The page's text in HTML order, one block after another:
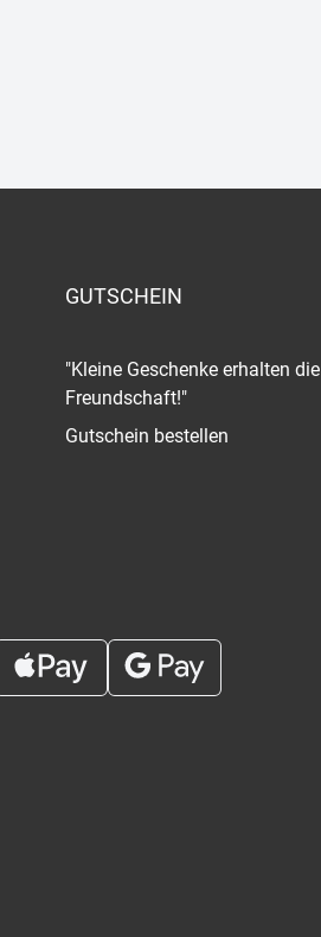
GUTSCHEIN
"Kleine Geschenke erhalten die
Freundschaft!"
Gutschein bestellen